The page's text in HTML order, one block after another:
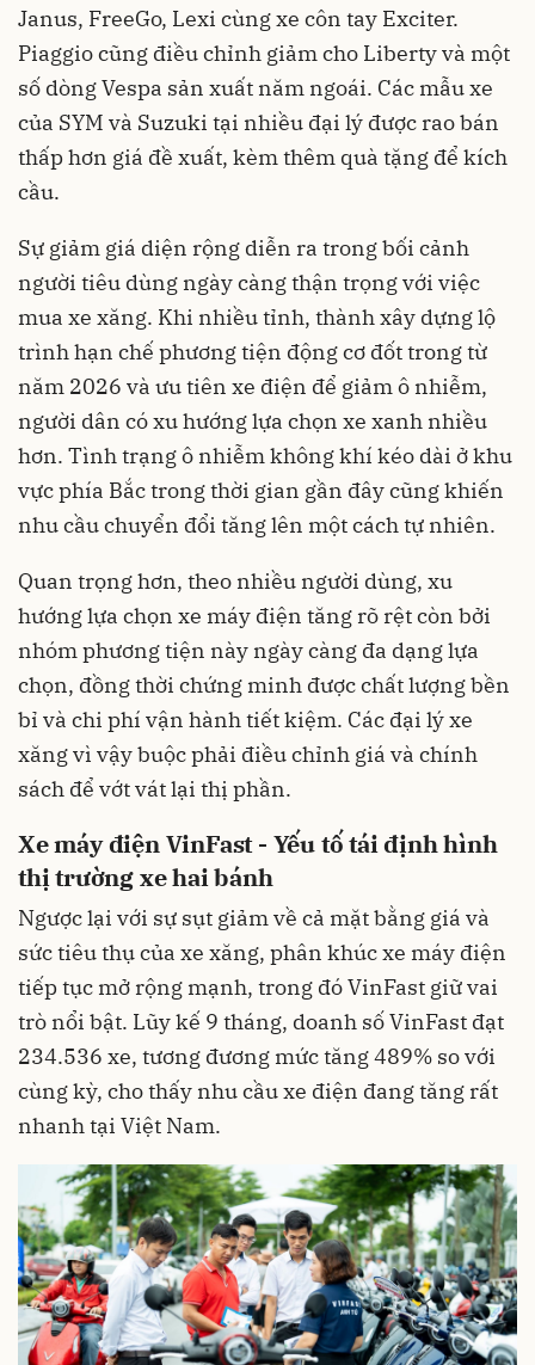
Janus, FreeGo, Lexi cùng xe côn tay Exciter.
Piaggio cũng điều chỉnh giảm cho Liberty và một
số dòng Vespa sản xuất năm ngoái. Các mẫu xe
của SYM và Suzuki tại nhiều đại lý được rao bán
thấp hơn giá đề xuất, kèm thêm quà tặng để kích
cầu.
Sự giảm giá diện rộng diễn ra trong bối cảnh
người tiêu dùng ngày càng thận trọng với việc
mua xe xăng. Khi nhiều tỉnh, thành xây dựng lộ
trình hạn chế phương tiện động cơ đốt trong từ
năm 2026 và ưu tiên xe điện để giảm ô nhiễm,
người dân có xu hướng lựa chọn xe xanh nhiều
hơn. Tình trạng ô nhiễm không khí kéo dài ở khu
vực phía Bắc trong thời gian gần đây cũng khiến
nhu cầu chuyển đổi tăng lên một cách tự nhiên.
Quan trọng hơn, theo nhiều người dùng, xu
hướng lựa chọn xe máy điện tăng rõ rệt còn bởi
nhóm phương tiện này ngày càng đa dạng lựa
chọn, đồng thời chứng minh được chất lượng bền
bỉ và chi phí vận hành tiết kiệm. Các đại lý xe
xăng vì vậy buộc phải điều chỉnh giá và chính
sách để vớt vát lại thị phần.
Xe máy điện VinFast - Yếu tố tái định hình
thị trường xe hai bánh
Ngược lại với sự sụt giảm về cả mặt bằng giá và
sức tiêu thụ của xe xăng, phân khúc xe máy điện
tiếp tục mở rộng mạnh, trong đó VinFast giữ vai
trò nổi bật. Lũy kế 9 tháng, doanh số VinFast đạt
234.536 xe, tương đương mức tăng 489% so với
cùng kỳ, cho thấy nhu cầu xe điện đang tăng rất
nhanh tại Việt Nam.